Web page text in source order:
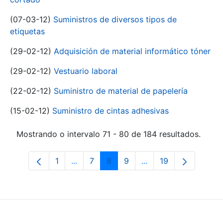
(07-03-12) Suministros de diversos tipos de
etiquetas
(29-02-12) Adquisición de material informático tóner
(29-02-12) Vestuario laboral
(22-02-12) Suministro de material de papelería
(15-02-12) Suministro de cintas adhesivas
Mostrando o intervalo 71 - 80 de 184 resultados.
Páxina
1 ...Páxinas intermedias Use pestaña para
Páxina
7 Páxina
8 Páxina
9 ...Páxinas intermedias
Páxina
19